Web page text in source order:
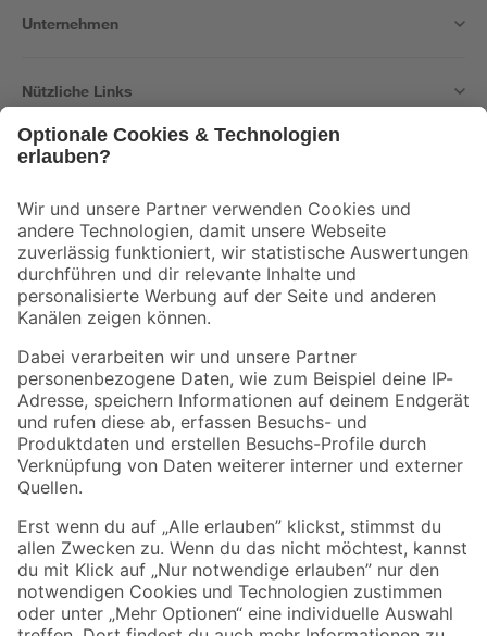
Unternehmen
Nützliche Links
Der toom Newsletter: Keine Angebote und Aktionen mehr verpassen!
Zur Newsletter Anmeldung
Folge uns
Zahlungsarten Versandarten
Sicher einkaufen
Jetzt die toom-App herunterladen